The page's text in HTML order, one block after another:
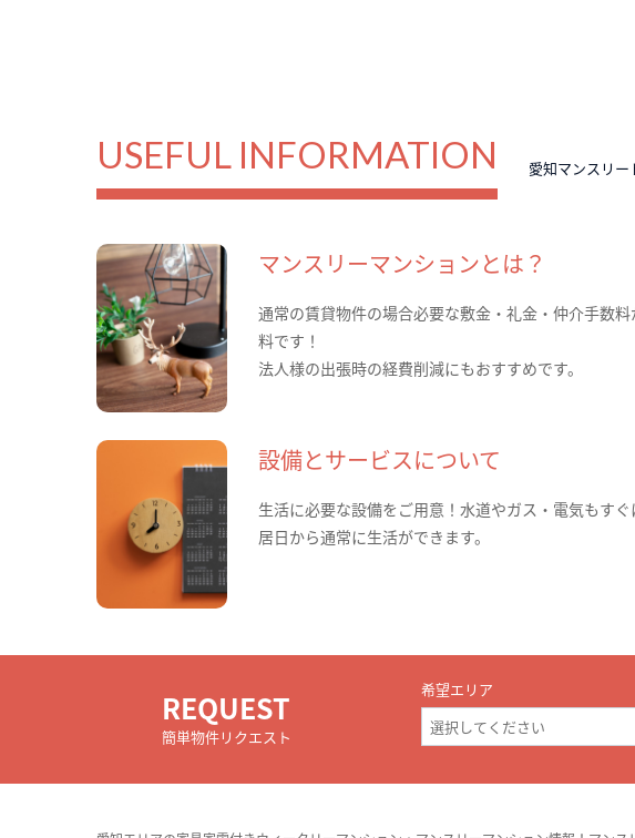
USEFUL INFORMATION 愛知マンスリ
マンスリーマンションとは？
通常の賃貸物件の場合必要な敷金・礼金・仲介手数料
料です！
法人様の出張時の経費削減にもおすすめです。
設備とサービスについて
生活に必要な設備をご用意！水道やガス・電気もすぐ
居日から通常に生活ができます。
REQUEST
簡単物件リクエスト
希望エリア